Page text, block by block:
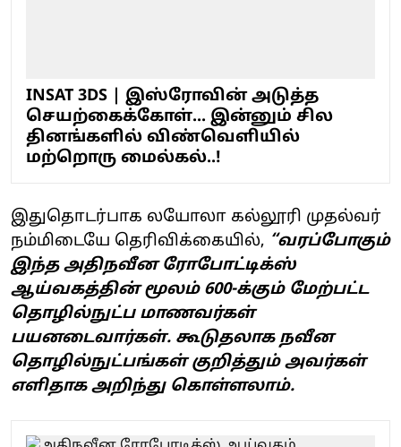
INSAT 3DS | இஸ்ரோவின் அடுத்த
செயற்கைக்கோள்... இன்னும் சில
தினங்களில் விண்வெளியில்
மற்றொரு மைல்கல்..!
இதுதொடர்பாக லயோலா கல்லூரி முதல்வர்
நம்மிடையே தெரிவிக்கையில், “வரப்போகும்
இந்த அதிநவீன ரோபோட்டிக்ஸ்
ஆய்வகத்தின் மூலம் 600-க்கும் மேற்பட்ட
தொழில்நுட்ப மாணவர்கள்
பயனடைவார்கள். கூடுதலாக நவீன
தொழில்நுட்பங்கள் குறித்தும் அவர்கள்
எளிதாக அறிந்து கொள்ளலாம்.